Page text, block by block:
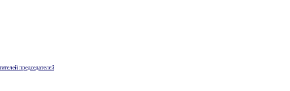
председателей